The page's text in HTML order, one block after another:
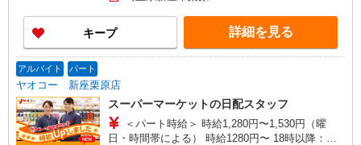
ルバイトさんの時給や募集内容はお問い合わせく
ださい
キープ 詳細を見る
アルバイト パート
ヤオコー 新座栗原店
スーパーマーケットの日配スタッフ
＜パート時給＞ 時給1,280円〜1,530円（曜
日・時間帯による） 時給1280円〜 18時以降：時